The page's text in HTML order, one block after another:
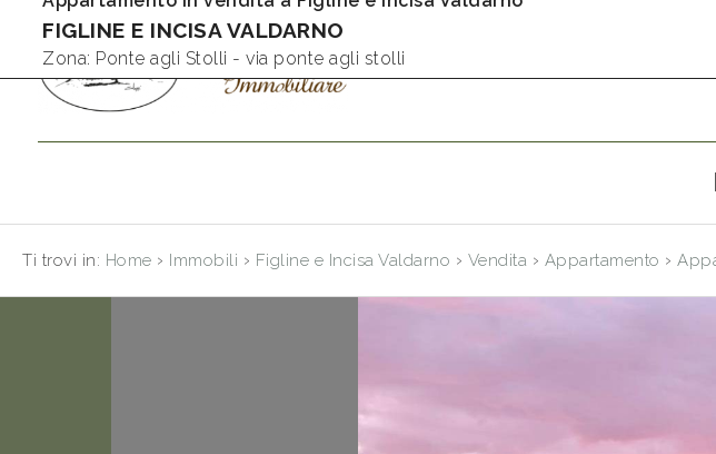
FIGLINE E INCISA VALDARNO
Zona: Ponte agli Stolli - via ponte agli stolli
Ti trovi in: Home › Immobili › Figline e Incisa Valdarno › Vendita › Appartamento ›
EN
Codice
Qualsiasi
Vendita